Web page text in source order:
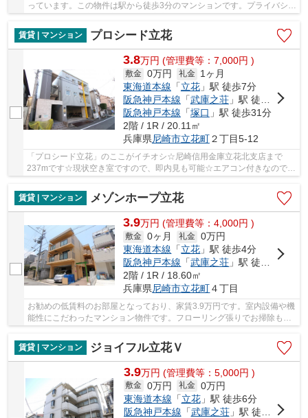
っています。この物件は駅から徒歩3分のマンションです。プライバシー
賃貸 | マンション
プロシード立花
3.8万円 (管理費等：7,000円 )
敷金 0万円 礼金
1ヶ月
東海道本線 「立花」駅 徒歩7分
阪急神戸本線 「武庫之荘」駅 徒歩21分
阪急神戸本線 「塚口 」駅 徒歩31分
2階 / 1R / 20.11㎡
兵庫県尼崎市立花町２丁目5-12
「プロシード立花」のここがイチオシ☆尼崎信用金庫立花北支店まで
237mです☆現状空き室ですので、即内見も可能☆エアコン付きなので、
賃貸 | マンション
メゾンホープ立花
3.9万円 (管理費等：4,000円 )
敷金 0ヶ月 礼金 0万円
東海道本線 「立花 」駅 徒歩4分
阪急神戸本線 「武庫之荘 」駅 徒歩20分
2階 / 1R / 18.60㎡
兵庫県尼崎市立花町４丁目
お勧めの低賃料のお部屋となっており、家賃3.9万円です。室内設備や機
能性にこだわったマンション物件です。フローリング張りでお掃除も快
賃貸 | マンション
ジョイフル立花Ｖ
3.9万円 (管理費等：5,000円 )
敷金 0万円 礼金 0万円
東海道本線 「立花」駅 徒歩6分
阪急神戸本線 「武庫之荘」駅 徒歩21分